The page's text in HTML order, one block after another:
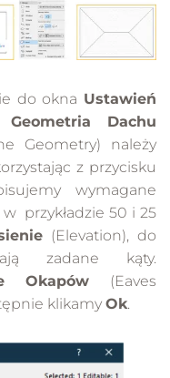
do okna Ustawień
Geometria Dachu
Geometry) należy
z przycisku
wymagane
w przykładzie 50 i 25
(Elevation), do
zadane kąty.
Okapów (Eaves
klikamy Ok.